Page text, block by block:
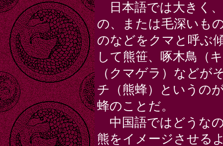
日本語では大きく
の、または毛深いも
のなどをクマと呼ぶ
して熊笹、啄木鳥（
（クマゲラ）などが
チ（熊蜂）というの
蜂のことだ。
中国語ではどうな
熊をイメージさせる